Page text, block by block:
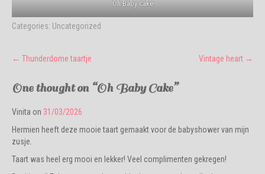
Oh Baby cake
Categories: Uncategorized
Post
navigation
← Thunderdome taartje Vintage heart →
One thought on “Oh Baby Cake”
Vinita on 31/03/2026
Hermien heeft deze mooie taart gemaakt voor de babyshower van mijn
zusje.
Taart was heel erg mooi en lekker! Veel complimenten gekregen!